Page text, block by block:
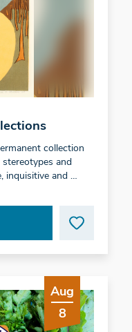
collection
and
inquisitive and …
Aug
8